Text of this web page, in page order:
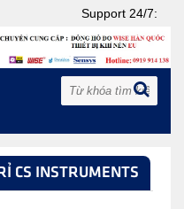
Support 24/7:
CS INSTRUMENTS